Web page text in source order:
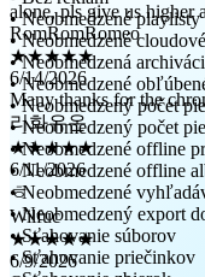
★★★★★
6/14/2026
Many thanks for the
리화유온
★★★★★
6/11/2026
ㅎ
Wilfuc
★★★★★
6/9/2026
Очень нравится
формат . Благодарю
• Neobmedzené playlisty
• Neobmedzené
• Neobmedzená
• Neobmedzené
• Neobmedzený počet
• Neobmedzený počet
• Neobmedzené offline
• Neobmedzené offline
• Neobmedzené
• Neobmedzený export
• Sťahovanie súborov
• Sťahovanie priečinkov